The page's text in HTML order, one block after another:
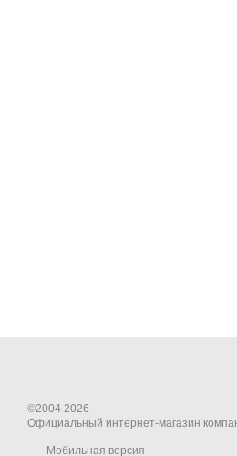
©2004 2026
Официальный интернет-магазин
Мобильная версия